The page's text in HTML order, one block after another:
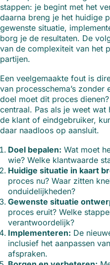
stappen: je begint met het
daarna breng je het huidige
gewenste situatie,
borg je de resultaten. De
van de complexiteit van het
partijen.
Een veelgemaakte fout is
van processchema’s
doel moet dit proces
centraal. Pas als je weet
de klant of eindgebruiker,
daar naadloos op aansluit.
Doel bepalen: Wat moet
wie? Welke klantwaarde
Huidige situatie in kaart
proces nu? Waar zitten
onduidelijkheden?
Gewenste situatie
proces eruit? Welke
verantwoordelijk?
Implementeren: De
inclusief het aanpassen
afspraken.